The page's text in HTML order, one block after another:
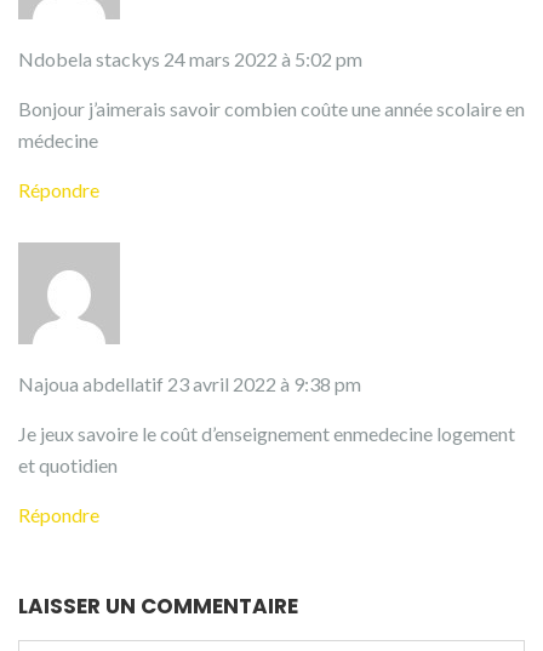
Ndobela stackys 24 mars 2022 à 5:02 pm
Bonjour j’aimerais savoir combien coûte une année scolaire en
médecine
Répondre
Najoua abdellatif 23 avril 2022 à 9:38 pm
Je jeux savoire le coût d’enseignement enmedecine logement
et quotidien
Répondre
LAISSER UN COMMENTAIRE